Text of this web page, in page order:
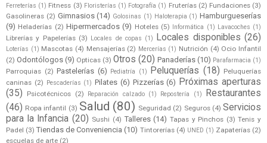
Ferreterías (1) Fitness (3) Floristerías (1) Fotografía (1) Fruterías (2) Fundaciones (3)
Gasolineras (2) Gimnasios (14) Golosinas (1) Haloterapia (1) Hamburgueserías
(9) Heladerías (2) Hipermercados (9) Hoteles (5) Informática (1) Lavacoches (1)
Librerías y Papelerías (3) Locales de copas (1) Locales disponibles (26)
Loterías (1) Mascotas (4) Mensajerías (2) Mercerías (1) Nutrición (4) Ocio Infantil
(2) Odontólogos (9) Opticas (3) Otros (20) Panaderías (10) Parafarmacia (1)
Parroquias (2) Pastelerías (6) Pediatría (1) Peluquerías (18) Peluquerías
caninas (2) Pescaderías (1) Pilates (6) Pizzerías (6) Próximas aperturas
(35)
Psicotécnicos (2) Reparación calzado (1) Repostería (1)
Restaurantes
(46) Ropa infantil (3) Salud (80) Seguridad (2) Seguros (4) Servicios
para la Infancia (20) Sushi (4) Talleres (14) Tapas y Pinchos (3) Tenis y
Padel (3) Tiendas de Conveniencia (10) Tintorerías (4) UNED (1) Zapaterías (2)
escuelas de arte (2)